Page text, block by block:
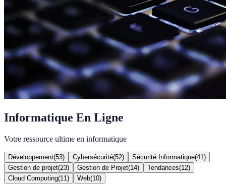
Informatique En Ligne
Votre ressource ultime en informatique
Développement(53) Cybersécurité(52) Sécurité Informatique(41 )
Gestion de projet(23) Gestion de Projet(14) Tendances(12)
Cloud Computing(11 ) Web(10)